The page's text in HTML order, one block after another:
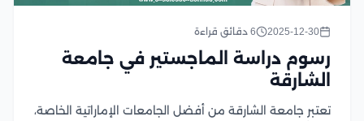
2025-12-30 6 دقائق قراءة
رسوم دراسة الماجستير في جامعة
الشارقة
تعتبر جامعة الشارقة من أفضل الجامعات الإماراتية الخاصة،